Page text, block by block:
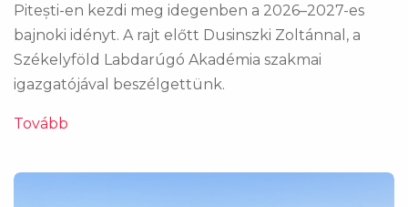
Pitești-en kezdi meg idegenben a 2026–2027-es
bajnoki idényt. A rajt előtt Dusinszki Zoltánnal, a
Székelyföld Labdarúgó Akadémia szakmai
igazgatójával beszélgettünk.
Tovább